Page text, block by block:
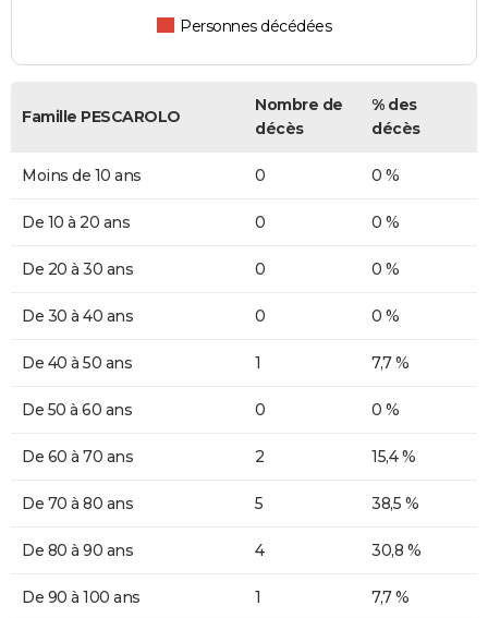
Personnes décédées
Famille PESCAROLO
Nombre de
décès
% des
décès
Moins de 10 ans 0 0 %
De 10 à 20 ans 0 0 %
De 20 à 30 ans 0 0 %
De 30 à 40 ans 0 0 %
De 40 à 50 ans 1 7,7 %
De 50 à 60 ans 0 0 %
De 60 à 70 ans 2 15,4 %
De 70 à 80 ans 5 38,5 %
De 80 à 90 ans 4 30,8 %
De 90 à 100 ans 1 7,7 %